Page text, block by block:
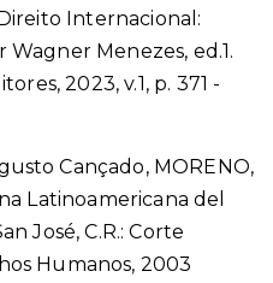
Internacional:
Menezes, ed.1.
2023, v.1, p. 371 -
Cançado, MORENO,
Latinoamericana del
José, C.R.: Corte
Humanos, 2003